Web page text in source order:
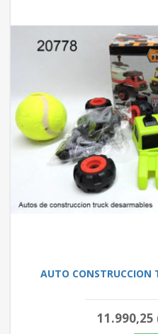
AUTO CONSTRUCCION